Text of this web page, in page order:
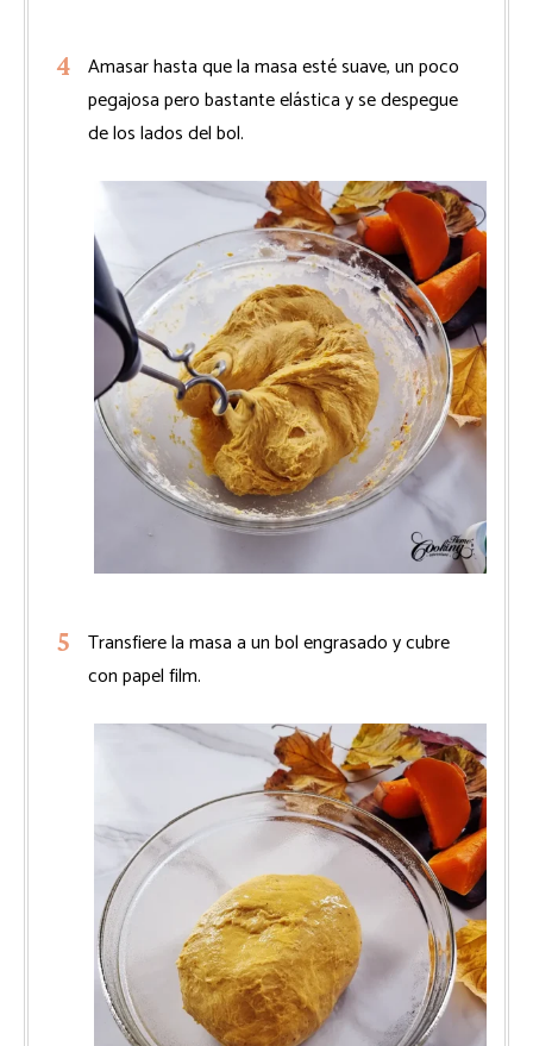
Amasar hasta que la masa esté suave, un poco
pegajosa pero bastante elástica y se despegue
de los lados del bol.
Transfiere la masa a un bol engrasado y cubre
con papel film.